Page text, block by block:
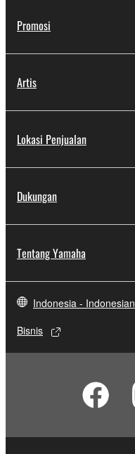
Promosi
Artis
Lokasi Penjualan
Dukungan
Tentang Yamaha
Indonesia - Indonesian
Bisnis